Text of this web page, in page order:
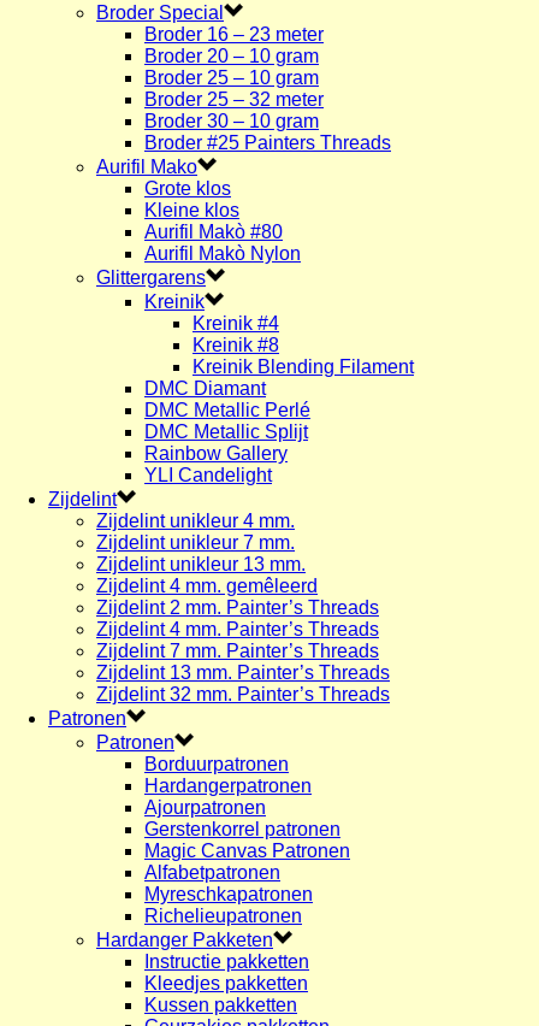
Broder Special
Broder 16 – 23 meter
Broder 20 – 10 gram
Broder 25 – 10 gram
Broder 25 – 32 meter
Broder 30 – 10 gram
Broder #25 Painters Threads
Aurifil Mako
Grote klos
Kleine klos
Aurifil Makò #80
Aurifil Makò Nylon
Glittergarens
Kreinik
Kreinik #4
Kreinik #8
Kreinik Blending Filament
DMC Diamant
DMC Metallic Perlé
DMC Metallic Splijt
Rainbow Gallery
YLI Candelight
Zijdelint
Zijdelint unikleur 4 mm.
Zijdelint unikleur 7 mm.
Zijdelint unikleur 13 mm.
Zijdelint 4 mm. gemêleerd
Zijdelint 2 mm. Painter’s Threads
Zijdelint 4 mm. Painter’s Threads
Zijdelint 7 mm. Painter’s Threads
Zijdelint 13 mm. Painter’s Threads
Zijdelint 32 mm. Painter’s Threads
Patronen
Patronen
Borduurpatronen
Hardangerpatronen
Ajourpatronen
Gerstenkorrel patronen
Magic Canvas Patronen
Alfabetpatronen
Myreschkapatronen
Richelieupatronen
Hardanger Pakketen
Instructie pakketten
Kleedjes pakketten
Kussen pakketten